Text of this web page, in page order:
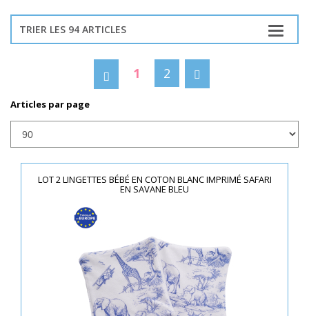
TRIER LES 94 ARTICLES
1 2
Articles par page
LOT 2 LINGETTES BÉBÉ EN COTON BLANC IMPRIMÉ SAFARI
EN SAVANE BLEU